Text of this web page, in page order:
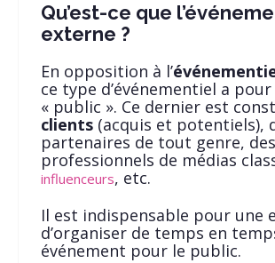
Qu’est-ce que
externe ?
En opposition à l’
ce type d’événementiel a
« public ». Ce dernier est
clients(acquis et potentiels),
partenaires de tout genre, des
professionnels de médias
influenceurs, etc.
Il est indispensable pour une
d’organiser de temps en
événement pour le public.